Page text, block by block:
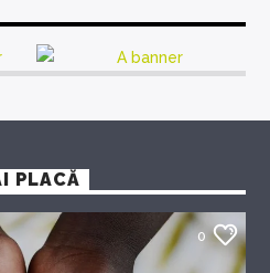
PLACĂ
0